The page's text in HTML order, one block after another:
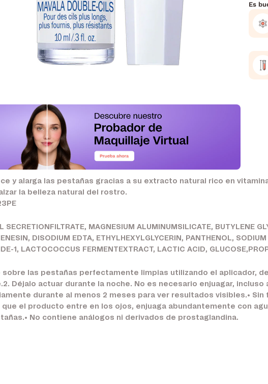
Es
y alarga las pestañas gracias a su extracto natural rico en
la belleza natural del rostro.
SECRETIONFILTRATE, MAGNESIUM ALUMINUMSILICATE, BUTYLENE
DISODIUM EDTA, ETHYLHEXYLGLYCERIN, PANTHENOL,
1, LACTOCOCCUS FERMENTEXTRACT, LACTIC ACID,
sobre las pestañas perfectamente limpias utilizando el aplicador,
Déjalo actuar durante la noche. No es necesario enjuagar,
durante al menos 2 meses para ver resultados visibles.•
que el producto entre en los ojos, enjuaga abundantemente con
No contiene análogos ni derivados de prostaglandina.